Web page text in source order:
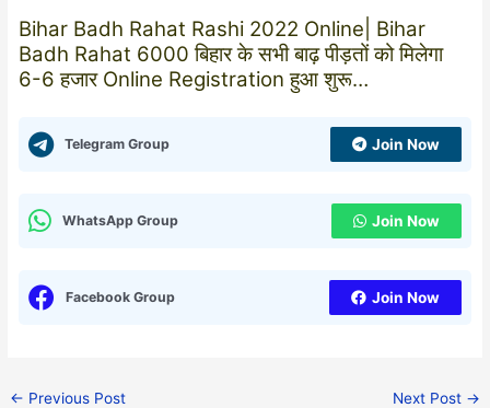
Bihar Badh Rahat Rashi 2022 Online| Bihar
Badh Rahat 6000 बिहार के सभी बाढ़ पीड़तों को मिलेगा
6-6 हजार Online Registration हुआ शुरू…
Telegram Group Join Now
WhatsApp Group Join Now
Facebook Group Join Now
← Previous Post Next Post →